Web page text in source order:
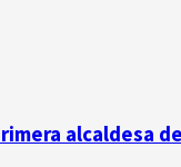
alcaldesa